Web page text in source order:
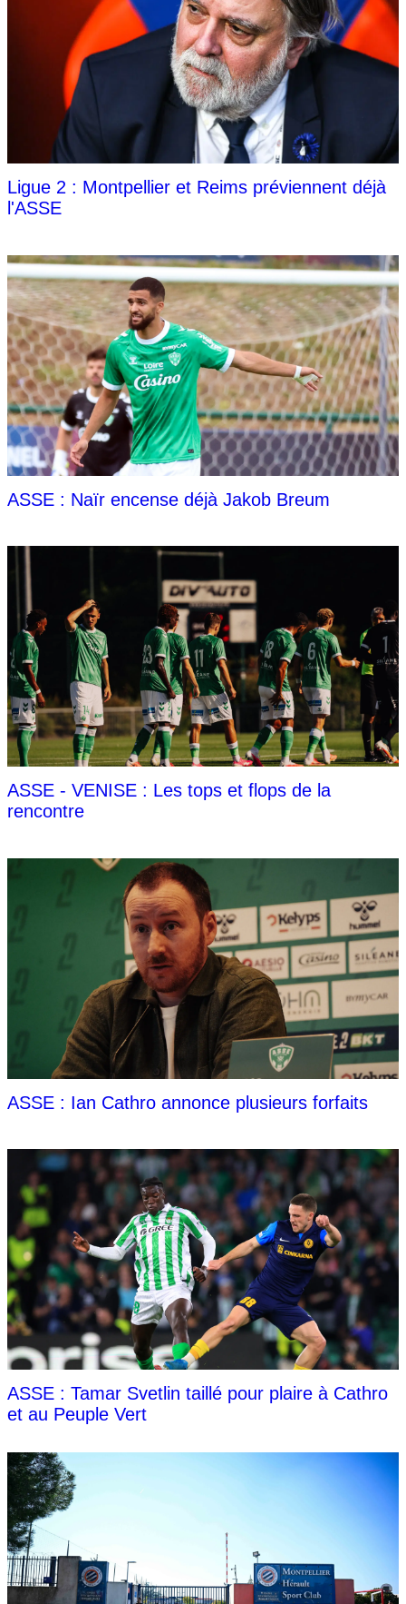
Ligue 2 : Montpellier et Reims préviennent déjà
l'ASSE
ASSE : Naïr encense déjà Jakob Breum
ASSE - VENISE : Les tops et flops de la
rencontre
ASSE : Ian Cathro annonce plusieurs forfaits
ASSE : Tamar Svetlin taillé pour plaire à Cathro
et au Peuple Vert